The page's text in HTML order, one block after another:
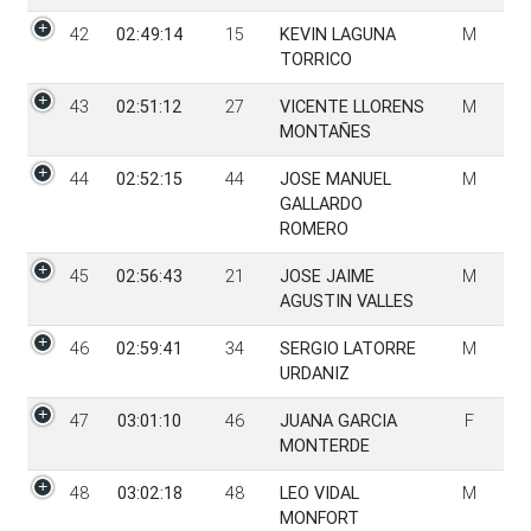
42 02:49:14 15
KEVIN LAGUNA
TORRICO
M
43 02:51:12 27
VICENTE LLORENS
MONTAÑES
M
44 02:52:15 44
JOSE MANUEL
GALLARDO
ROMERO
M
45 02:56:43 21
JOSE JAIME
AGUSTIN VALLES
M
46 02:59:41 34
SERGIO LATORRE
URDANIZ
M
47 03:01:10 46
JUANA GARCIA
MONTERDE
F
48 03:02:18 48
LEO VIDAL
MONFORT
M